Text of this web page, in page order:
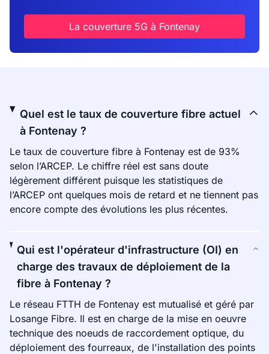
La couverture 5G à Fontenay
Quel est le taux de couverture fibre actuel
à Fontenay ?
Le taux de couverture fibre à Fontenay est de 93%
selon l’ARCEP. Le chiffre réel est sans doute
légèrement différent puisque les statistiques de
l’ARCEP ont quelques mois de retard et ne tiennent pas
encore compte des évolutions les plus récentes.
Qui est l'opérateur d'infrastructure (OI) en
charge des travaux de déploiement de la
fibre à Fontenay ?
Le réseau FTTH de Fontenay est mutualisé et géré par
Losange Fibre. Il est en charge de la mise en oeuvre
technique des noeuds de raccordement optique, du
déploiement des fourreaux, de l'installation des points